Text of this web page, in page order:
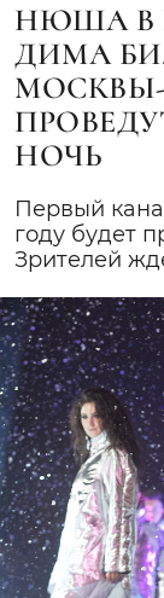
НЮША В
ДИМА
МОСКВЫ-
НОЧЬ
Первый
году будет
Зрителей